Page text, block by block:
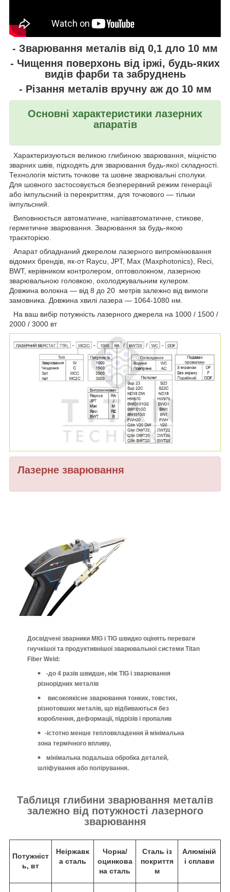
- Зварювання металів від 0,1 дло 10 мм
- Чищення поверхонь від іржі, будь-яких
видів фарби та забруднень
- Різання металів вручну аж до 10 мм
Основні характеристики лазерних
апаратів
Характеризуються великою глибиною зварювання, міцністю
зварних швів, підходять для зварювання будь-якої складності.
Технологія містить точкове та шовне зварювальні сполуки.
Для шовного застосовується безперервний режим генерації
або імпульсний із перекриттям, для точкового — тільки
імпульсний.
Виповнюється автоматичне, напівавтоматичне, стикове,
герметичне зварювання. Зварювання за будь-якою
траєкторією.
Апарат обладнаний джерелом лазерного випромінювання
відомих брендів, як-от Raycu, JPT, Max (Maxphotonics), Reci,
BWT, керівником контролером, оптоволокном, лазерною
зварювальною головкою, охолоджувальним кулером.
Довжина волокна — від 8 до 20 метрів залежно від вимоги
замовника. Довжина хвилі лазера — 1064-1080 нм.
На ваш вибір потужність лазерного джерела на 1000 / 1500 /
2000 / 3000 вт
Лазерне зварювання
Досвідчені зварники MIG і TIG швидко оцінять переваги
гнучкішої та продуктивнішої зварювальної системи Titan
Fiber Weld:
-до 4 разів швидше, ніж TIG і зварювання
різнорідних металів
високоякісне зварювання тонких, товстих,
різнотовших металів, що відбиваються без
короблення, деформації, підрізів і пропалив
-істотно менше тепловкладення й мінімальна
зона термічного впливу,
мінімальна подальша обробка деталей,
шліфування або полірування.
Таблиця глибини зварювання металів
залежно від потужності лазерного
зварювання
Потужніст
ь, вт
Неіржавк
а сталь
Чорна/
оцинкова
на сталь
Сталь із
покриття
м
Алюміній
і сплави